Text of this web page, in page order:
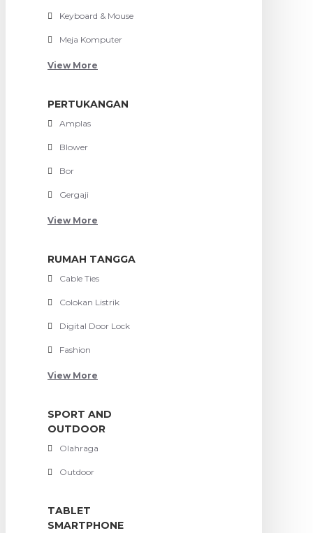
Keyboard & Mouse
Meja Komputer
View More
PERTUKANGAN
Amplas
Blower
Bor
Gergaji
View More
RUMAH TANGGA
Cable Ties
Colokan Listrik
Digital Door Lock
Fashion
View More
SPORT AND
OUTDOOR
Olahraga
Outdoor
TABLET
SMARTPHONE